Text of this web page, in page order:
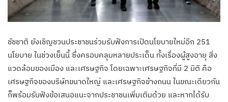
ชัชชาติ ยังเชิญชวนประชาชนร่วมรับฟังการเปิดนโยบายใหม่อีก 251
นโยบาย ในช่วงเย็นนี้ ซึ่งครอบคลุมหลายประเด็น ทั้งเรื่องผู้สูงอายุ สิ่ง
แวดล้อมของเมือง และเศรษฐกิจ โดยเฉพาะเศรษฐกิจที่มี 2 มิติ คือ
เศรษฐกิจของบริษัทขนาดใหญ่ และเศรษฐกิจข้างถนน ในขณะเดียวกัน
ก็พร้อมรับฟังข้อเสนอแนะจากประชาชนเพิ่มเติมด้วย และหากได้รับ